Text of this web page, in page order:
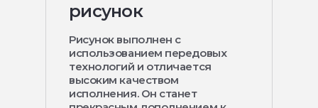
рисунок
Рисунок выполнен с
использованием передовых
технологий и отличается
высоким качеством
исполнения. Он станет